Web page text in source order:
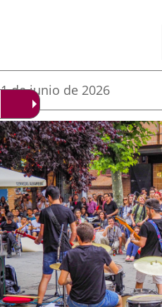
Fecha
la
noticia
1 de junio de 2026